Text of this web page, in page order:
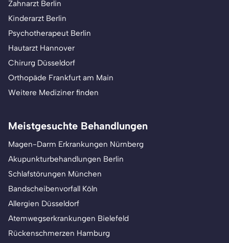
Zahnarzt Berlin
Kinderarzt Berlin
Psychotherapeut Berlin
Hautarzt Hannover
Chirurg Düsseldorf
Orthopäde Frankfurt am Main
Weitere Mediziner finden
Meistgesuchte Behandlungen
Magen-Darm Erkrankungen Nürnberg
Akupunkturbehandlungen Berlin
Schlafstörungen München
Bandscheibenvorfall Köln
Allergien Düsseldorf
Atemwegserkrankungen Bielefeld
Rückenschmerzen Hamburg